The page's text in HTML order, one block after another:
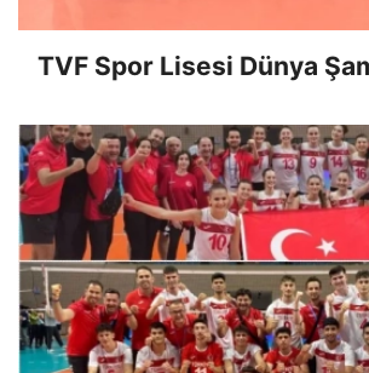
TVF Spor Lisesi Dünya